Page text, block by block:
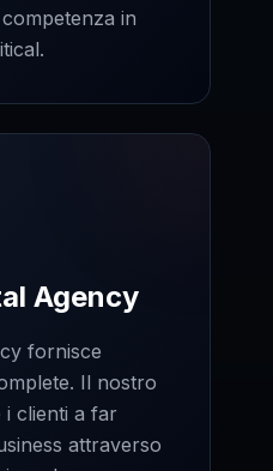
in
Agency
fornisce
Il nostro
i clienti a far
attraverso